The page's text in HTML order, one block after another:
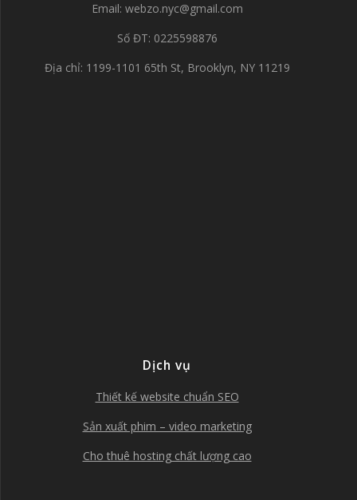
Email: webzo.nyc@gmail.com
Số ĐT: 0225598876
Địa chỉ: 1199-1101 65th St, Brooklyn, NY 11219
Dịch vụ
Thiết kế website chuẩn SEO
Sản xuất phim – video marketing
Cho thuê hosting chất lượng cao